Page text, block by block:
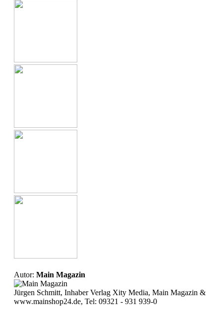
Autor: Main Magazin
Jürgen Schmitt, Inhaber Verlag Xity Media, Main Magazin &
www.mainshop24.de, Tel: 09321 - 931 939-0